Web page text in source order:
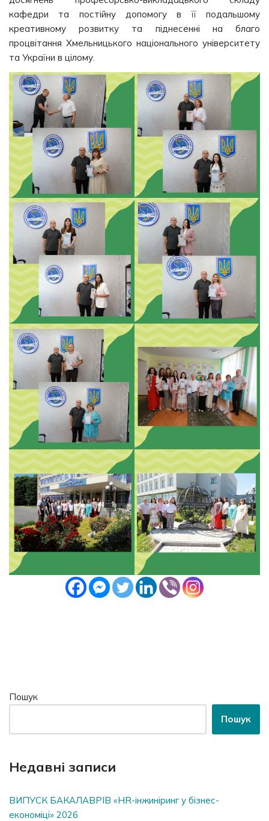
кафедри та постійну допомогу в її подальшому
креативному розвитку та піднесенні на благо
процвітання Хмельницького національного університету
та України в цілому.
Пошук
Пошук
Недавні записи
ВИПУСК БАКАЛАВРІВ «HR-інжиніринг у бізнес-
економіці» 2026